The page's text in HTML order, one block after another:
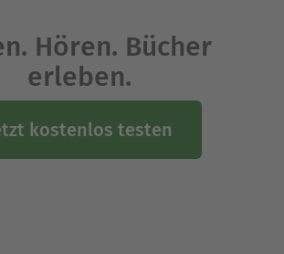
Hören. Bücher
erleben.
kostenlos testen